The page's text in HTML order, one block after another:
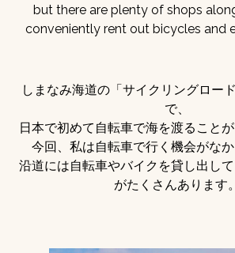
but there are plenty of shops
conveniently rent out bicycles and
しまなみ海道の「サイクリングロー
で、
日本で初めて自転車で海を渡ることが
今回、私は自転車で行く機会がなか
沿道には自転車やバイクを貸し出し
がたくさんあります。